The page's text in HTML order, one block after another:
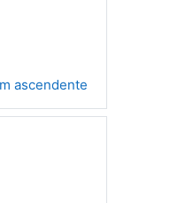
ascendente